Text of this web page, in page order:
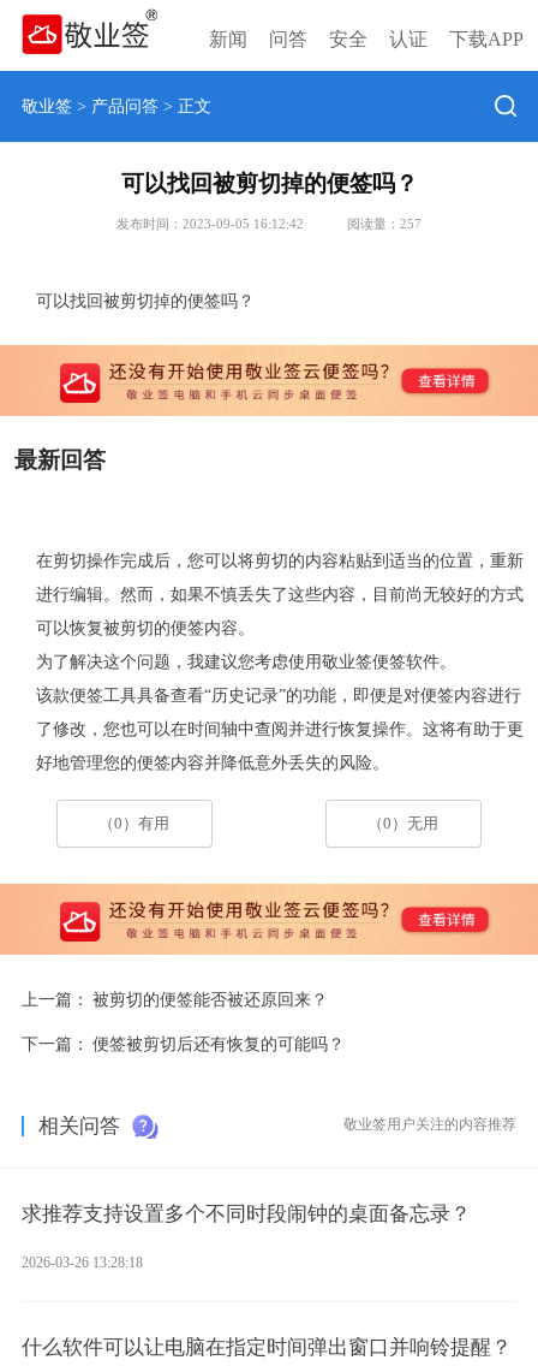
新闻 问答 安全 认证 下载APP
敬业签> 产品问答> 正文
可以找回被剪切掉的便签吗？
发布时间：2023-09-05 16:12:42 阅读量： 257
可以找回被剪切掉的便签吗？
最新回答
在剪切操作完成后，您可以将剪切的内容粘贴到适当的位置，重新
进行编辑。然而，如果不慎丢失了这些内容，目前尚无较好的方式
可以恢复被剪切的便签内容。
为了解决这个问题，我建议您考虑使用敬业签便签软件。
该款便签工具具备查看“历史记录”的功能，即便是对便签内容进行
了修改，您也可以在时间轴中查阅并进行恢复操作。这将有助于更
好地管理您的便签内容并降低意外丢失的风险。
（0）有用 （0）无用
上一篇： 被剪切的便签能否被还原回来？
下一篇： 便签被剪切后还有恢复的可能吗？
相关问答 敬业签用户关注的内容推荐
求推荐支持设置多个不同时段闹钟的桌面备忘录？
2026-03-26 13:28:18
什么软件可以让电脑在指定时间弹出窗口并响铃提醒？